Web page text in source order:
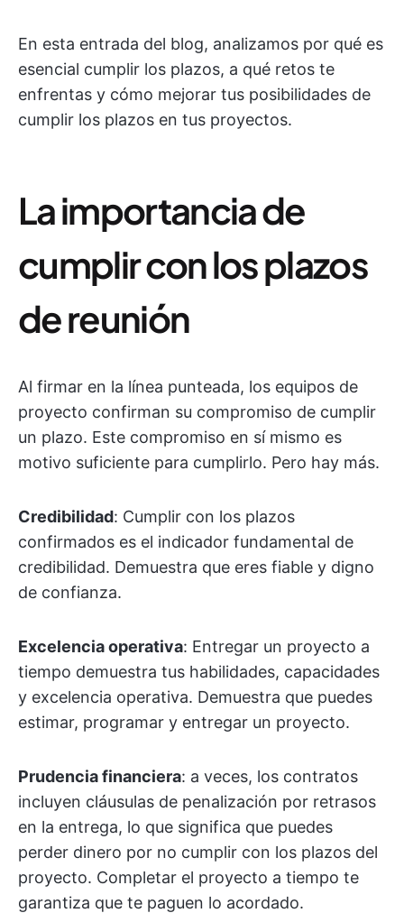
En esta entrada del blog, analizamos por qué es
esencial cumplir los plazos, a qué retos te
enfrentas y cómo mejorar tus posibilidades de
cumplir los plazos en tus proyectos.
La importancia de
cumplir con los plazos
de reunión
Al firmar en la línea punteada, los equipos de
proyecto confirman su compromiso de cumplir
un plazo. Este compromiso en sí mismo es
motivo suficiente para cumplirlo. Pero hay más.
Credibilidad: Cumplir con los plazos
confirmados es el indicador fundamental de
credibilidad. Demuestra que eres fiable y digno
de confianza.
Excelencia operativa: Entregar un proyecto a
tiempo demuestra tus habilidades, capacidades
y excelencia operativa. Demuestra que puedes
estimar, programar y entregar un proyecto.
Prudencia financiera: a veces, los contratos
incluyen cláusulas de penalización por retrasos
en la entrega, lo que significa que puedes
perder dinero por no cumplir con los plazos del
proyecto. Completar el proyecto a tiempo te
garantiza que te paguen lo acordado.